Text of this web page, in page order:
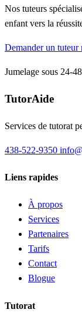
Nos tuteurs
enfant vers la
Demander un tuteur
Jumelage sous 24-
TutorAide
Services de tutorat
438-522-9350
Liens rapides
À propos
Services
Partenaires
Tarifs
Contact
Blogue
Tutorat